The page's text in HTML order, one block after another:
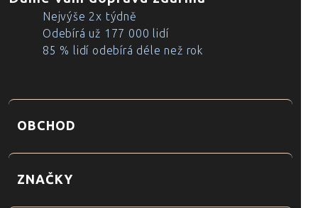
Nejvýše 2x týdně
Odebírá už 177 000 lidí
85 % lidí odebírá déle než rok
OBCHOD
ZNAČKY